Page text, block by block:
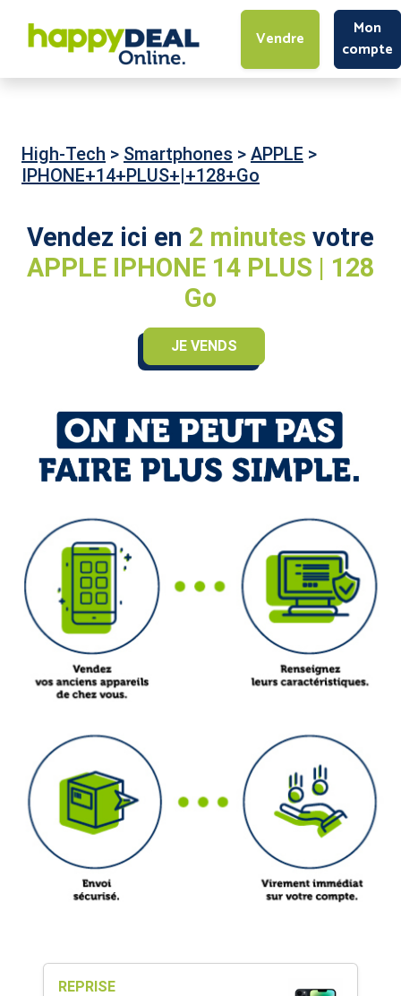
Vendre
Mon
compte
High-Tech > Smartphones > APPLE >
IPHONE+14+PLUS+|+128+Go
Vendez ici en 2 minutes votre
APPLE IPHONE 14 PLUS | 128
Go
JE VENDS
REPRISE